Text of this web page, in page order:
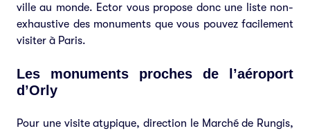
ville au monde. Ector vous propose donc une liste non-
exhaustive des monuments que vous pouvez facilement
visiter à Paris.
Les monuments proches de l’aéroport
d’Orly
Pour une visite atypique, direction le Marché de Rungis,